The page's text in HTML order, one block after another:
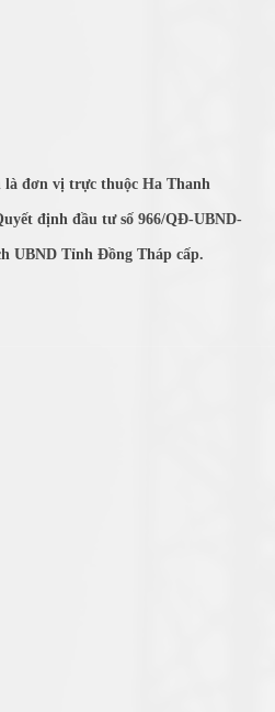
là đơn vị trực thuộc Ha Thanh
định đầu tư số 966/QĐ-UBND-
UBND Tỉnh Đồng Tháp cấp.